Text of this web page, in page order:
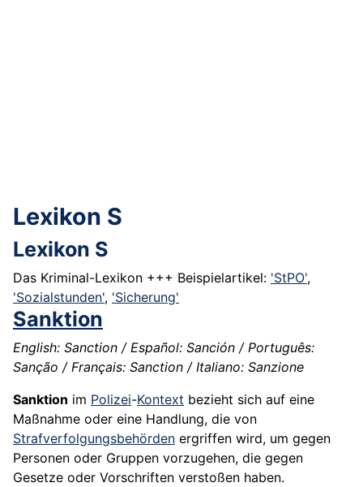
Lexikon S
Lexikon S
Das Kriminal-Lexikon +++ Beispielartikel: 'StPO',
'Sozialstunden', 'Sicherung'
Sanktion
English: Sanction / Español: Sanción / Português:
Sanção / Français: Sanction / Italiano: Sanzione
Sanktion im Polizei-Kontext bezieht sich auf eine
Maßnahme oder eine Handlung, die von
Strafverfolgungsbehörden ergriffen wird, um gegen
Personen oder Gruppen vorzugehen, die gegen
Gesetze oder Vorschriften verstoßen haben.